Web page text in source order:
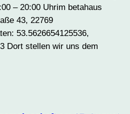
– 20:00 Uhrim betahaus
43, 22769
53.5626654125536,
Dort stellen wir uns dem